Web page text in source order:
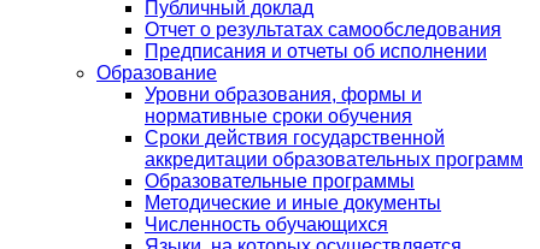
Публичный доклад
Отчет о результатах самообследования
Предписания и отчеты об исполнении
Образование
Уровни образования, формы и
нормативные сроки обучения
Сроки действия государственной
аккредитации образовательных программ
Образовательные программы
Методические и иные документы
Численность обучающихся